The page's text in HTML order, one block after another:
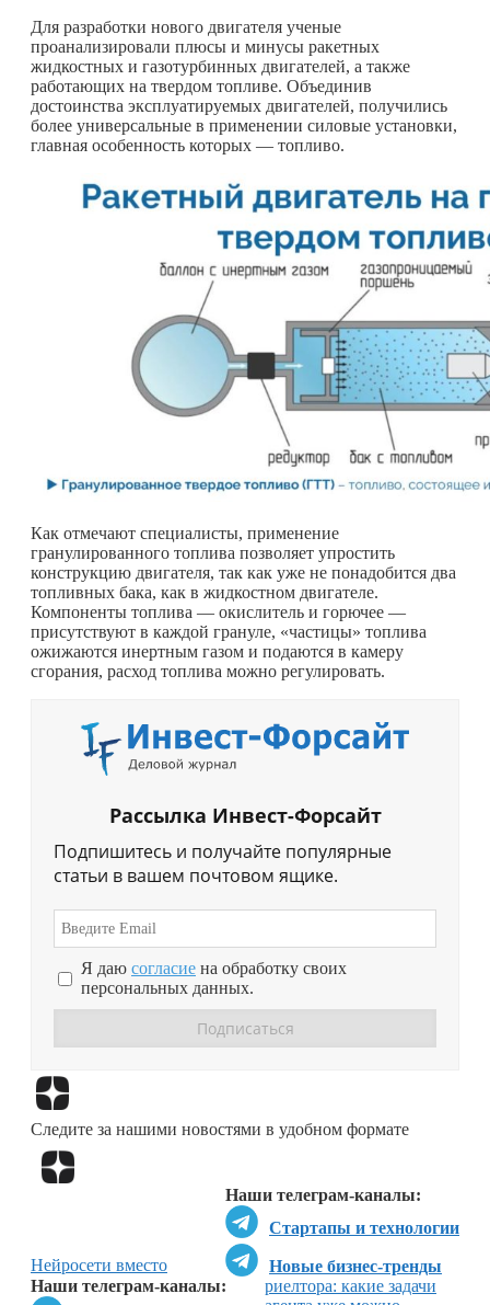
Для разработки нового двигателя ученые
проанализировали плюсы и минусы ракетных
жидкостных и газотурбинных двигателей, а также
работающих на твердом топливе. Объединив
достоинства эксплуатируемых двигателей, получились
более универсальные в применении силовые установки,
главная особенность которых — топливо.
Как отмечают специалисты, применение
гранулированного топлива позволяет упростить
конструкцию двигателя, так как уже не понадобится два
топливных бака, как в жидкостном двигателе.
Компоненты топлива — окислитель и горючее —
присутствуют в каждой грануле, «частицы» топлива
ожижаются инертным газом и подаются в камеру
сгорания, расход топлива можно регулировать.
Рассылка Инвест-Форсайт
Подпишитесь и получайте популярные
статьи в вашем почтовом ящике.
Я даю согласие на обработку своих
персональных данных.
Следите за нашими новостями в удобном формате
Наши телеграм-каналы:
Стартапы и технологии
Новые бизнес-тренды
Наши телеграм-каналы:
Нейросети вместо
риелтора: какие задачи